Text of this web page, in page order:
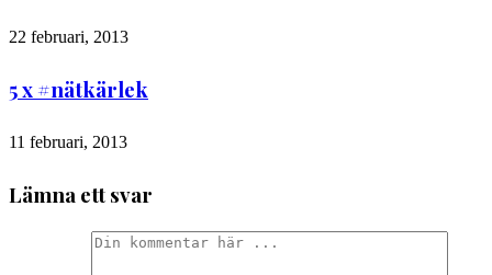
22 februari, 2013
5 x #nätkärlek
11 februari, 2013
Lämna ett svar